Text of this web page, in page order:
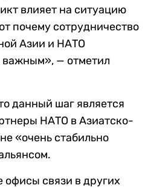
влияет на ситуацию
почему сотрудничество
Азии и НАТО
важным», — отметил
данный шаг является
НАТО в Азиатско-
«очень стабильно
связи в других